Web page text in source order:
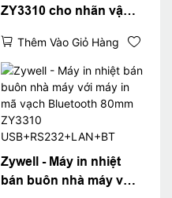
ZY3310 cho nhãn vận
IOS Android 80mm
Barcode Máy in
Thermal USB
Thêm Vào Giỏ Hàng
Zywell - Máy in nhiệt
bán buôn nhà máy với